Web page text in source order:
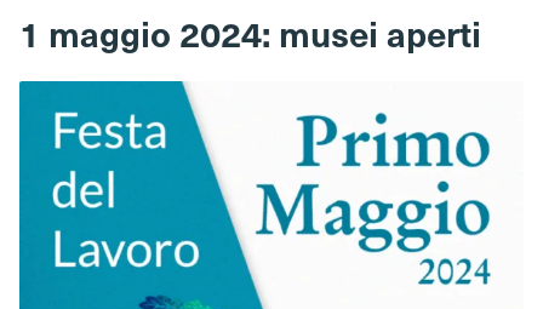
1 maggio 2024: musei aperti